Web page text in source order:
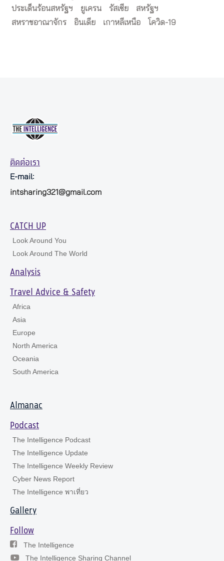
ประเด็นร้อนสหรัฐฯ
ยูเครน รัสเซีย
สหรัฐฯ
สหราชอาณาจักร
อินเดีย เกาหลีเหนือ โควิด-19
ติดต่อเรา
E-mail:
intsharing321@gmail.com
CATCH UP
Look Around You
Look Around The World
Analysis
Travel Advice & Safety
Africa
Asia
Europe
North America
Oceania
South America
Almanac
Podcast
The Intelligence Podcast
The Intelligence Update
The Intelligence Weekly Review
Cyber News Report
The Intelligence พาเที่ยว
Gallery
Follow
The Intelligence
The Intelligence Sharing Channel